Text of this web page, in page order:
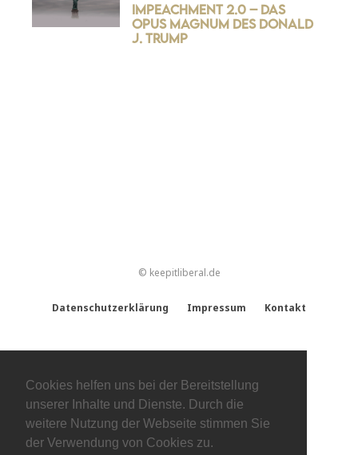
Cookies helfen uns bei der Bereitstellung
unserer Inhalte und Dienste. Durch die
weitere Nutzung der Webseite stimmen Sie
der Verwendung von Cookies zu.
Impeachment 2.0 – Das
Opus Magnum des Donald
J. Trump
© keepitliberal.de
Datenschutzerklärung Impressum Kontakt